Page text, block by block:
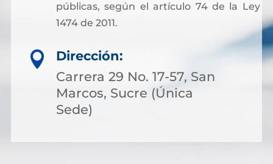
públicas, según el artículo 74 de la Ley
1474 de 2011.

Dirección:
Carrera 29 No. 17-57, San
Marcos, Sucre (Única
Sede)